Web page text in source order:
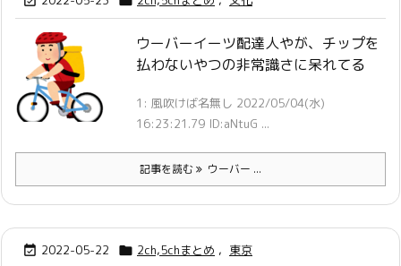
ウーバーイーツ配達人やが、チップを
払わないやつの非常識さに呆れてる
1: 風吹けば名無し 2022/05/04(水)
16:23:21.79 ID:aNtuG ...
記事を読む ウーバー ...
 2022-05-22  2ch,5chまとめ , 東京